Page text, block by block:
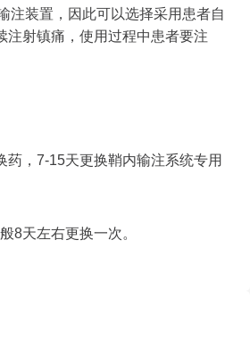
注装置，因此可以选择采用患者自
注射镇痛，使用过程中患者要注
药，7-15天更换鞘内输注系统专用
8天左右更换一次。